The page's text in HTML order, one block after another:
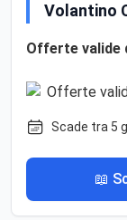
Volantino
Offerte valide
Scade tra 5
📖